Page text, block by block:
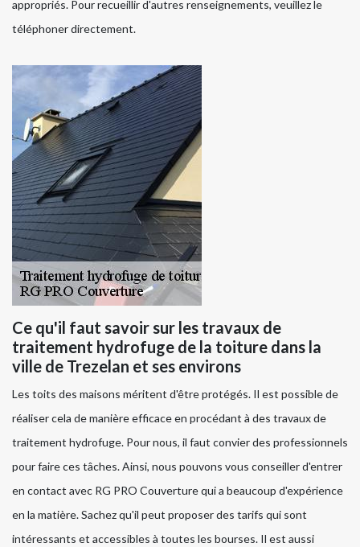
appropriés. Pour recueillir d'autres renseignements, veuillez le
téléphoner directement.
Ce qu'il faut savoir sur les travaux de
traitement hydrofuge de la toiture dans la
ville de Trezelan et ses environs
Les toits des maisons méritent d'être protégés. Il est possible de
réaliser cela de manière efficace en procédant à des travaux de
traitement hydrofuge. Pour nous, il faut convier des professionnels
pour faire ces tâches. Ainsi, nous pouvons vous conseiller d'entrer
en contact avec RG PRO Couverture qui a beaucoup d'expérience
en la matière. Sachez qu'il peut proposer des tarifs qui sont
intéressants et accessibles à toutes les bourses. Il est aussi